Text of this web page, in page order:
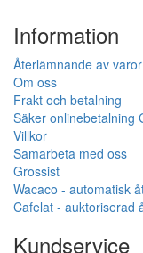
Information
Återlämnande av varor
Om oss
Frakt och betalning
Säker onlinebetalning
Villkor
Samarbeta med oss
Grossist
Wacaco - automatisk
Cafelat - auktoriserad
Kundservice